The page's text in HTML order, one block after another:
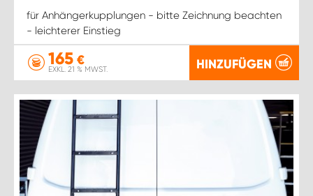
für Anhängerkupplungen - bitte Zeichnung beachten
- leichterer Einstieg
165 €
EXKL. 21 % MWST. HINZUFÜGEN